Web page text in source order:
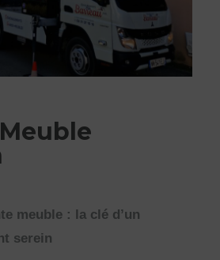
meuble : la clé d’un
serein